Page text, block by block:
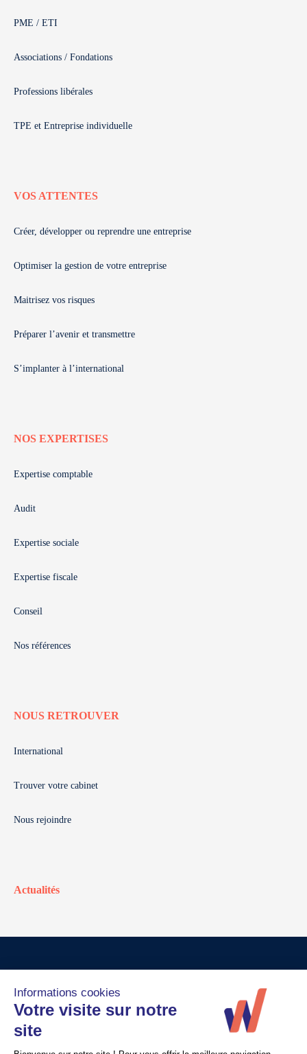
PME / ETI
Associations / Fondations
Professions libérales
TPE et Entreprise individuelle
VOS ATTENTES
Créer, développer ou reprendre une entreprise
Optimiser la gestion de votre entreprise
Maitrisez vos risques
Préparer l’avenir et transmettre
S’implanter à l’international
NOS EXPERTISES
Expertise comptable
Audit
Expertise sociale
Expertise fiscale
Conseil
Nos références
NOUS RETROUVER
International
Trouver votre cabinet
Nous rejoindre
Actualités
Crédits